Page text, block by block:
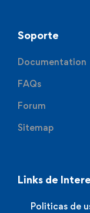
Soporte
Documentation
FAQs
Forum
Sitemap
Links de
Politicas de